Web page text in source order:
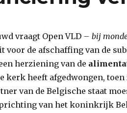
vraagt Open VLD – bij
voor de afschaffing van de
herziening van de
kerk heeft afgedwongen, toen
van de Belgische staat
van het koninkrijk